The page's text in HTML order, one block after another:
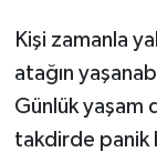
Kişi zamanla
atağın
Günlük yaşam
takdirde panik